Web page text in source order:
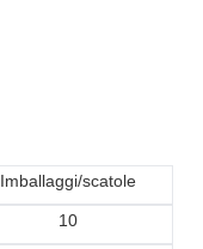
Imballaggi/scatole
10